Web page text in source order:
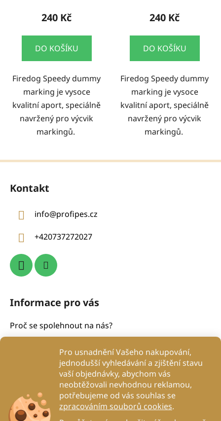
Pro usnadnění Vašeho nakupování,
jednodušší vyhledávání a zjištění stavu
vaší objednávky, abychom vás
neobtěžovali nevhodnou reklamou,
potřebujeme od vás souhlas se
zpracováním souborů cookies.
240 Kč
DO KOŠÍKU
Firedog Speedy dummy
marking je vysoce
kvalitní aport, speciálně
navržený pro výcvik
markingů.
240 Kč
DO KOŠÍKU
Firedog Speedy dummy
marking je vysoce
kvalitní aport, speciálně
navržený pro výcvik
markingů.
Z
Kontakt
info@profipes.cz
+420737272027
Informace pro vás
Proč se spolehnout na nás?
Obchodní podmínky
Podmínky ochrany osobních údajů
Proč to děláme?
Blog
DogRehab